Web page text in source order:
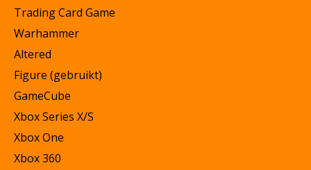
Trading Card Game
Warhammer
Altered
Figure (gebruikt)
GameCube
Xbox Series X/S
Xbox One
Xbox 360